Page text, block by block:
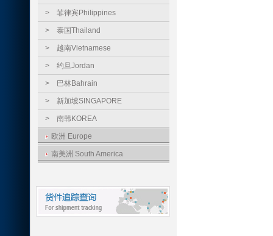
> 菲律宾Philippines
> 泰国Thailand
> 越南Vietnamese
> 约旦Jordan
> 巴林Bahrain
> 新加坡SINGAPORE
> 南韩KOREA
欧洲 Europe
南美洲 South America